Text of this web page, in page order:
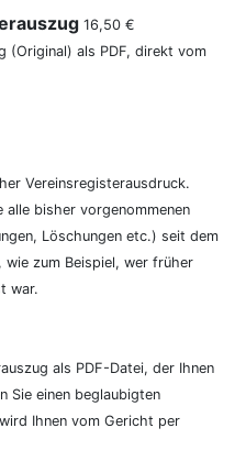
16,50 €
(Original) als PDF, direkt vom
Vereinsregisterausdruck.
alle bisher vorgenommenen
Löschungen etc.) seit dem
wie zum Beispiel, wer früher
war.
als PDF-Datei, der Ihnen
Sie einen beglaubigten
Ihnen vom Gericht per